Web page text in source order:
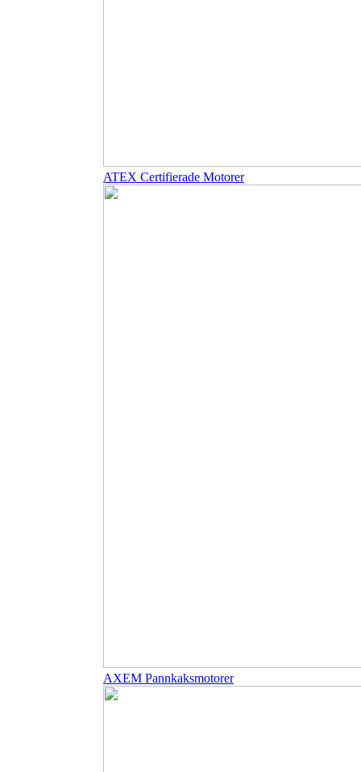
ATEX Certifierade Motorer
AXEM Pannkaksmotorer